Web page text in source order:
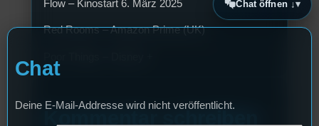
Flow – Kinostart 6. März 2025
Red Rooms – Amazon Prime (UK)
Chat öffnen ↓
Chat
Deine E-Mail-Addresse wird nicht veröffentlicht.